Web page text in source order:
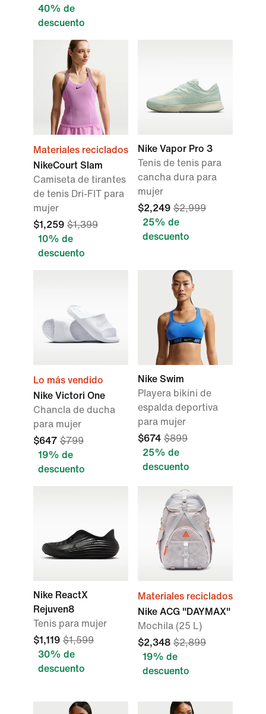
40% de
descuento
Materiales reciclados
NikeCourt Slam
Camiseta de tirantes
de tenis Dri-FIT para
mujer
$1,259 $1,399
10% de
descuento
Nike Vapor Pro 3
Tenis de tenis para
cancha dura para
mujer
$2,249 $2,999
25% de
descuento
Lo más vendido
Nike Victori One
Chancla de ducha
para mujer
$647 $799
19% de
descuento
Nike Swim
Playera bikini de
espalda deportiva
para mujer
$674 $899
25% de
descuento
Nike ReactX
Rejuven8
Tenis para mujer
$1,119 $1,599
30% de
descuento
Materiales reciclados
Nike ACG "DAYMAX"
Mochila (25 L)
$2,348 $2,899
19% de
descuento